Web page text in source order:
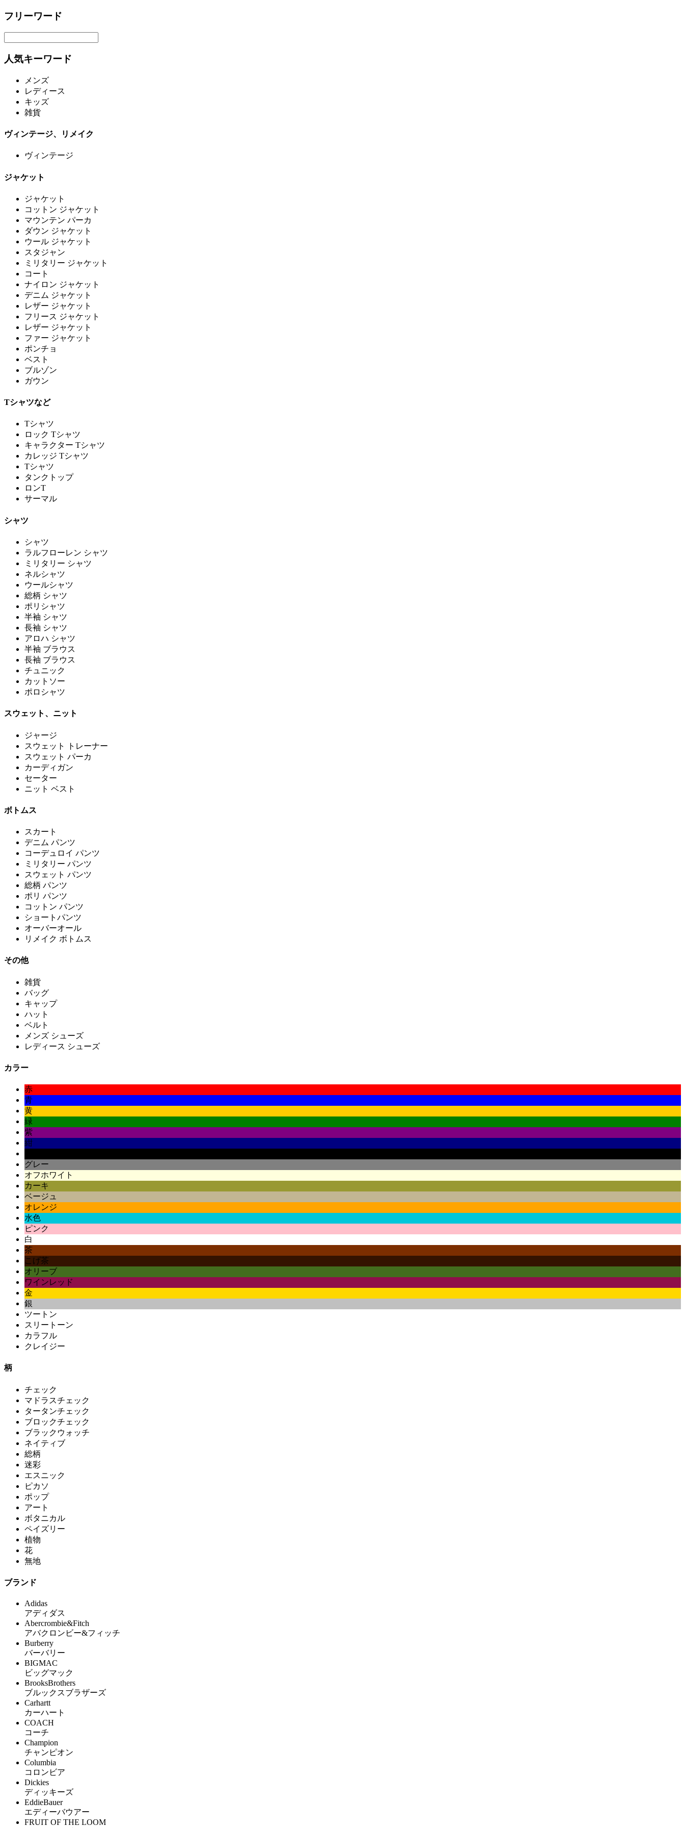
フリーワード
人気キーワード
メンズ
レディース
キッズ
雑貨
ヴィンテージ、リメイク
ヴィンテージ
ジャケット
ジャケット
コットン ジャケット
マウンテン パーカ
ダウン ジャケット
ウール ジャケット
スタジャン
ミリタリー ジャケット
コート
ナイロン ジャケット
デニム ジャケット
レザー ジャケット
フリース ジャケット
レザー ジャケット
ファー ジャケット
ポンチョ
ベスト
ブルゾン
ガウン
Tシャツなど
Tシャツ
ロック Tシャツ
キャラクター Tシャツ
カレッジ Tシャツ
Tシャツ
タンクトップ
ロンT
サーマル
シャツ
シャツ
ラルフローレン シャツ
ミリタリー シャツ
ネルシャツ
ウールシャツ
総柄 シャツ
ポリシャツ
半袖 シャツ
長袖 シャツ
アロハ シャツ
半袖 ブラウス
長袖 ブラウス
チュニック
カットソー
ポロシャツ
スウェット、ニット
ジャージ
スウェット トレーナー
スウェット パーカ
カーディガン
セーター
ニット ベスト
ボトムス
スカート
デニム パンツ
コーデュロイ パンツ
ミリタリー パンツ
スウェット パンツ
総柄 パンツ
ポリ パンツ
コットン パンツ
ショートパンツ
オーバーオール
リメイク ボトムス
その他
雑貨
バッグ
キャップ
ハット
ベルト
メンズ シューズ
レディース シューズ
カラー
赤
青
黄
緑
紫
紺
グレー
オフホワイト
カーキ
ベージュ
オレンジ
水色
ピンク
白
茶
こげ茶
オリーブ
ワインレッド
金
銀
ツートン
スリートーン
カラフル
クレイジー
柄
チェック
マドラスチェック
タータンチェック
ブロックチェック
ブラックウォッチ
ネイティブ
総柄
迷彩
エスニック
ピカソ
ポップ
アート
ボタニカル
ペイズリー
植物
花
無地
ブランド
Adidas
アディダス
Abercrombie&Fitch
アバクロンビー&フィッチ
Burberry
バーバリー
BIGMAC
ビッグマック
BrooksBrothers
ブルックスブラザーズ
Carhartt
カーハート
COACH
コーチ
Champion
チャンピオン
Columbia
コロンビア
Dickies
ディッキーズ
EddieBauer
エディーバウアー
FRUIT OF THE LOOM